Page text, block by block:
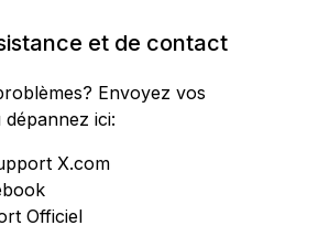
et de contact
Envoyez vos
ici:
X.com
Officiel